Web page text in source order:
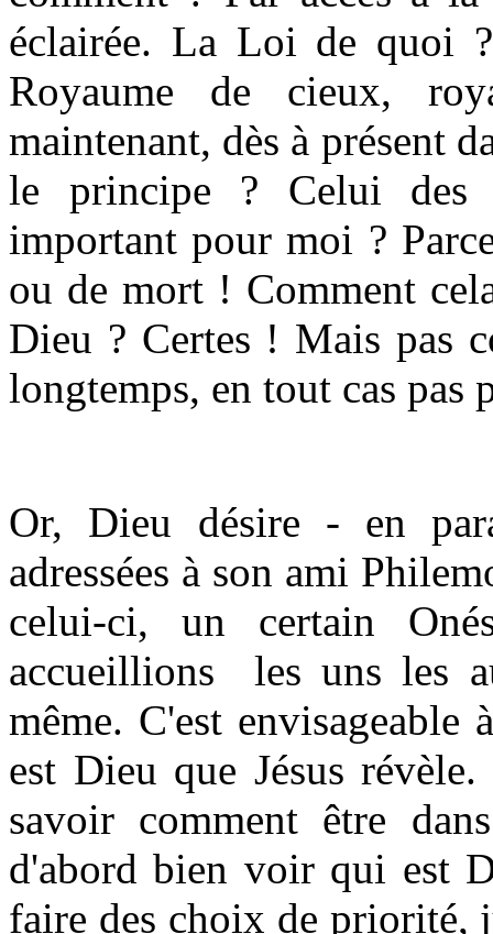
éclairée. La Loi de quoi
Royaume de cieux,
maintenant, dès à présent
le principe ? Celui des
important pour moi ?
ou de mort ! Comment
Dieu ? Certes ! Mais pas
longtemps, en tout cas pas
Or, Dieu désire - en
adressées à son ami
celui-ci, un certain
accueillions les uns les
même. C'est
est Dieu que Jésus
savoir comment être
d'abord bien voir qui est
faire des choix de priorité,